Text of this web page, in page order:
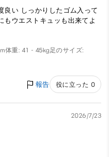
良い しっかりしたゴム入って
もウエストキュッも出来てよ
体重: 41 - 45kg足のサイズ:
報告 役に立った 0
2026/7/23